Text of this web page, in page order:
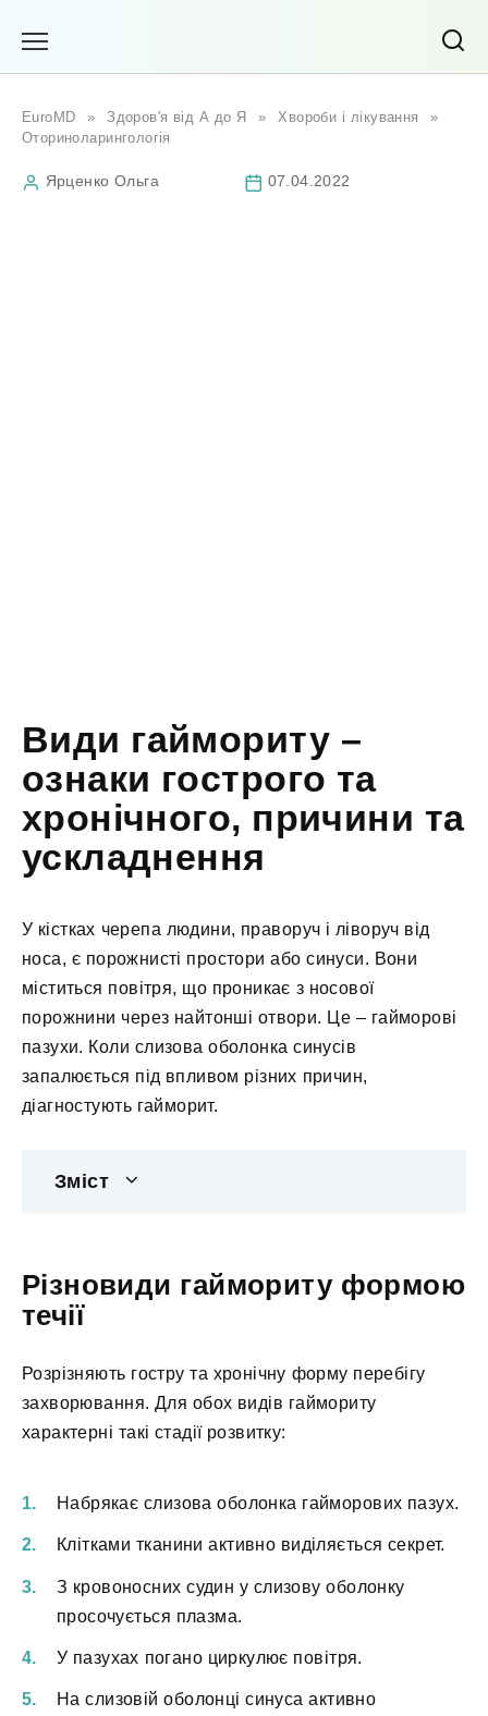
EuroMD » Здоров'я від А до Я » Хвороби і лікування
»
Оториноларингологія
Ярценко Ольга 07.04.2022
Види гаймориту –
ознаки гострого та
хронічного, причини та
ускладнення
У кістках черепа людини, праворуч і ліворуч від
носа, є порожнисті простори або синуси. Вони
міститься повітря, що проникає з носової
порожнини через найтонші отвори. Це – гайморові
пазухи. Коли слизова оболонка синусів
запалюється під впливом різних причин,
діагностують гайморит.
Зміст
Різновиди гаймориту формою
течії
Розрізняють гостру та хронічну форму перебігу
захворювання. Для обох видів гаймориту
характерні такі стадії розвитку:
Набрякає слизова оболонка гайморових пазух.
Клітками тканини активно виділяється секрет.
З кровоносних судин у слизову оболонку
просочується плазма.
У пазухах погано циркулює повітря.
На слизовій оболонці синуса активно